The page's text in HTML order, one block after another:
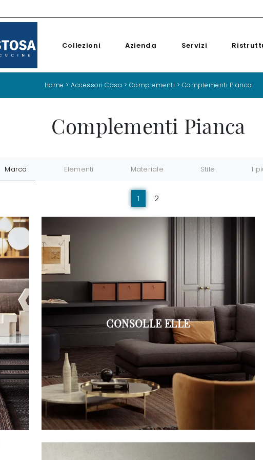
Collezioni Azienda Servizi
Home > Accessori Casa > Complementi > Complementi Pianca
Complementi Pianca
Marca Elementi Materiale Stile I
1 2
CONSOLLE ELLE